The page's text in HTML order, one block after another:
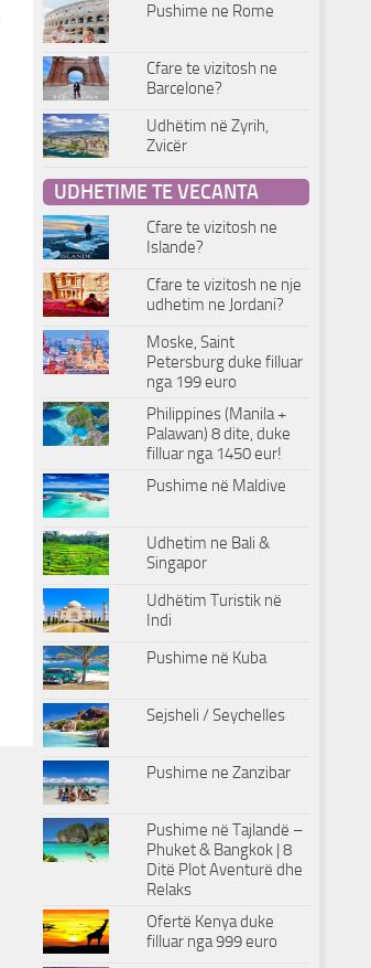
Pushime ne Rome
Cfare te vizitosh ne
Barcelone?
Udhëtim në Zyrih,
Zvicër
UDHETIME TE VECANTA
Cfare te vizitosh ne
Islande?
Cfare te vizitosh ne nje
udhetim ne Jordani?
Moske, Saint
Petersburg duke filluar
nga 199 euro
Philippines (Manila +
Palawan) 8 dite, duke
filluar nga 1450 eur!
Pushime në Maldive
Udhetim ne Bali &
Singapor
Udhëtim Turistik në
Indi
Pushime në Kuba
Sejsheli / Seychelles
Pushime ne Zanzibar
Pushime në Tajlandë –
Phuket & Bangkok | 8
Ditë Plot Aventurë dhe
Relaks
Ofertë Kenya duke
filluar nga 999 euro